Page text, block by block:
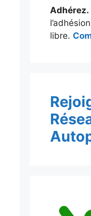
Adhérez.
libre.